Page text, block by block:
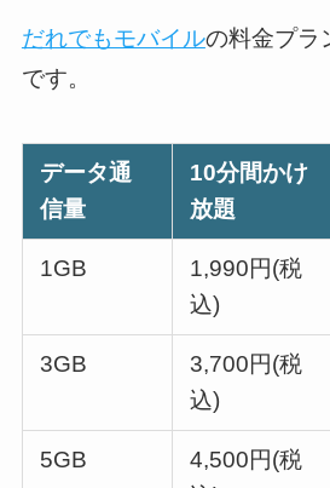
だれでもモバイルの料金プラ
です。
データ通
信量
10分間かけ
放題
1GB
1,990円(税
込)
3GB
3,700円(税
込)
5GB
4,500円(税